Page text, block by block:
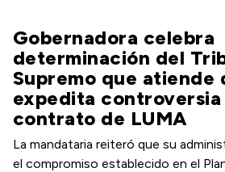
Gobernadora celebra
determinación del
Supremo que atiende
expedita controversia
contrato de LUMA
La mandataria reiteró que su
el compromiso establecido en el